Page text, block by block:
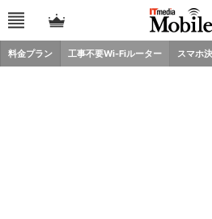
料金プラン 工事不要Wi-Fiルーター スマホ